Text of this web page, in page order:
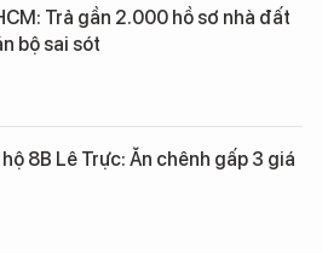
Trả gần 2.000 hồ sơ nhà đất
bộ sai sót
hộ 8B Lê Trực: Ăn chênh gấp 3 giá